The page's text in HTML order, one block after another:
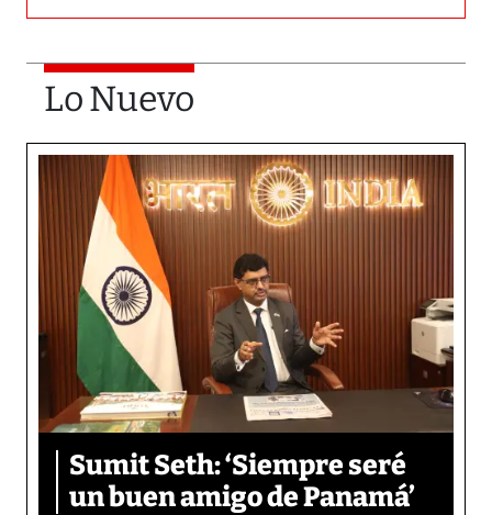
Lo Nuevo
Sumit Seth: ‘Siempre seré
un buen amigo de Panamá’